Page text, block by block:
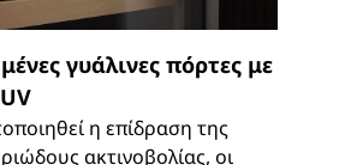
γυάλινες πόρτες με
η επίδραση της
ακτινοβολίας, οι